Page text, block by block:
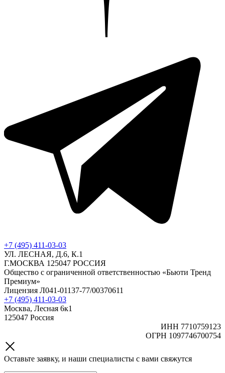
+7 (495) 411-03-03
УЛ. ЛЕСНАЯ, Д.6, К.1
Г.МОСКВА 125047 РОССИЯ
Общество с ограниченной ответственностью «Бьюти Тренд
Премиум»
Лицензия Л041-01137-77/00370611
+7 (495) 411-03-03
Москва, Лесная 6к1
125047 Россия
ИНН 7710759123
ОГРН 1097746700754
Оставьте заявку, и наши специалисты с вами свяжутся